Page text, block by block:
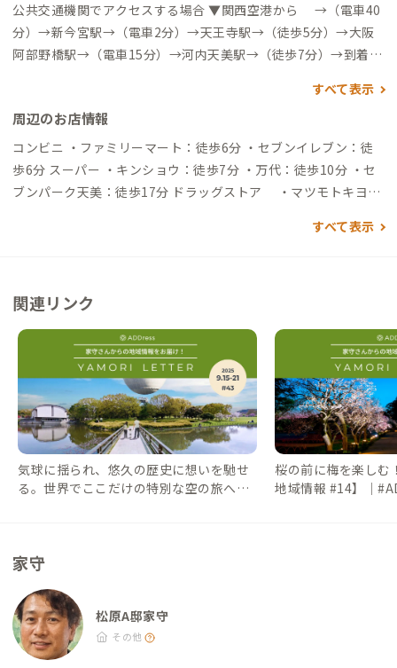
公共交通機関でアクセスする場合 ▼関西空港から →（電車40
分）→新今宮駅→（電車2分）→天王寺駅→（徒歩5分）→大阪
阿部野橋駅→（電車15分）→河内天美駅→（徒歩7分）→到着
大阪阿部野橋駅→（電車12分）→河内天美駅→（徒歩7分）→到
着 自動車でアクセスする場合 ▼関西空港から →（高速道40
分）→天美IC→（一般道10分）→到着 ▼新大阪駅から →（高
速道20分）→駒川出口→（一般道15分）→到着
すべて表示
周辺のお店情報
コンビニ ・ファミリーマート：徒歩6分 ・セブンイレブン：徒
歩6分 スーパー ・キンショウ：徒歩7分 ・万代：徒歩10分 ・セ
ブンパーク天美：徒歩17分 ドラッグストア ・マツモトキヨ
すべて表示
関連リンク
気球に揺られ、悠久の歴史に想いを馳せ
る。世界でここだけの特別な空の旅へ
桜の前に梅を楽しむ
地域情報 #14】｜
家守
松原A邸家守
その他